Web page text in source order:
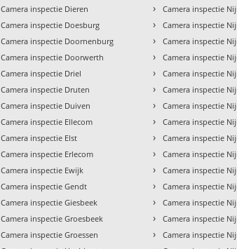
Camera inspectie Dieren
Camera inspectie Doesburg
Camera inspectie Doornenburg
Camera inspectie Doorwerth
Camera inspectie Driel
Camera inspectie Druten
Camera inspectie Duiven
Camera inspectie Ellecom
Camera inspectie Elst
Camera inspectie Erlecom
Camera inspectie Ewijk
Camera inspectie Gendt
Camera inspectie Giesbeek
Camera inspectie Groesbeek
Camera inspectie Groessen
› Camera inspectie
› Camera inspectie
› Camera inspectie
› Camera inspectie
› Camera inspectie
› Camera inspectie
› Camera inspectie
› Camera inspectie
› Camera inspectie
› Camera inspectie
› Camera inspectie
› Camera inspectie
› Camera inspectie
› Camera inspectie
› Camera inspectie